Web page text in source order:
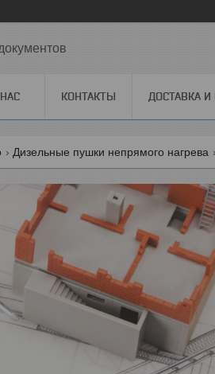
КОНТАКТЫ ДОСТАВКА И
Дизельные пушки непрямого нагрева